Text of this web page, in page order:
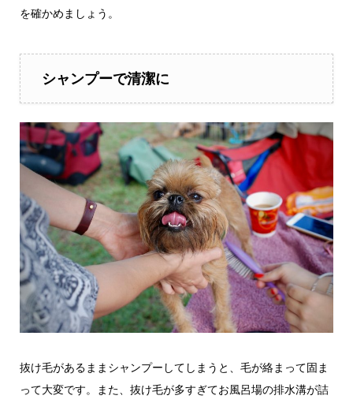
を確かめましょう。
シャンプーで清潔に
抜け毛があるままシャンプーしてしまうと、毛が絡まって固ま
って大変です。また、抜け毛が多すぎてお風呂場の排水溝が詰